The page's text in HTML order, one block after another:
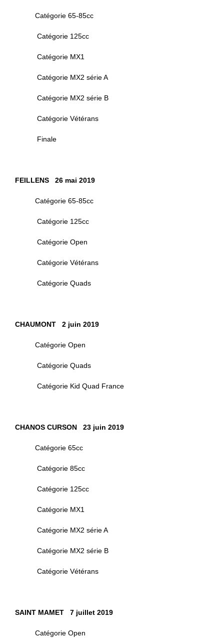
Catégorie 65-85cc
Catégorie 125cc
Catégorie MX1
Catégorie MX2 série A
Catégorie MX2 série B
Catégorie Vétérans
Finale
FEILLENS 26 mai 2019
Catégorie 65-85cc
Catégorie 125cc
Catégorie Open
Catégorie Vétérans
Catégorie Quads
CHAUMONT 2 juin 2019
Catégorie Open
Catégorie Quads
Catégorie Kid Quad France
CHANOS CURSON 23 juin 2019
Catégorie 65cc
Catégorie 85cc
Catégorie 125cc
Catégorie MX1
Catégorie MX2 série A
Catégorie MX2 série B
Catégorie Vétérans
SAINT MAMET 7 juillet 2019
Catégorie Open